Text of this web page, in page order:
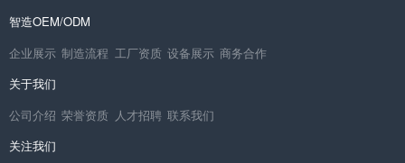
智造OEM/ODM
企业展示 制造流程 工厂资质 设备展示 商务合作
关于我们
公司介绍 荣誉资质 人才招聘 联系我们
关注我们